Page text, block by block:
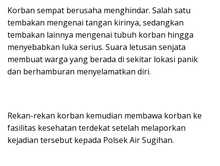
Korban sempat berusaha menghindar. Salah satu
tembakan mengenai tangan kirinya, sedangkan
tembakan lainnya mengenai tubuh korban hingga
menyebabkan luka serius. Suara letusan senjata
membuat warga yang berada di sekitar lokasi panik
dan berhamburan menyelamatkan diri.
Rekan-rekan korban kemudian membawa korban ke
fasilitas kesehatan terdekat setelah melaporkan
kejadian tersebut kepada Polsek Air Sugihan.